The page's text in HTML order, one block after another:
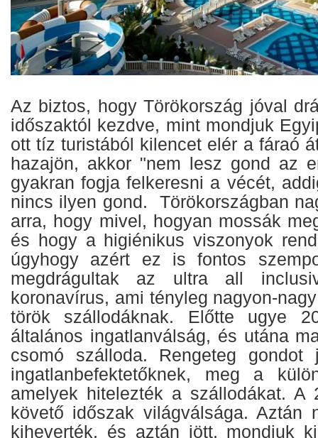
Az biztos, hogy Törökország jóval
időszaktól kezdve, mint mondjuk
ott tíz turistából kilencet elér a fáraó
hazajön, akkor "nem lesz gond az
gyakran fogja felkeresni a vécét,
nincs ilyen gond. Törökországban
arra, hogy mivel, hogyan mossák
és hogy a higiénikus viszonyok
úgyhogy azért ez is fontos
megdrágultak az ultra all
koronavírus, ami tényleg nagyon-
török szállodáknak. Előtte ugye
általános ingatlanválság, és utána
csomó szálloda. Rengeteg gondot
ingatlanbefektetőknek, meg a
amelyek hitelezték a szállodákat. A
követő időszak világválsága. Aztán
kiheverték, és aztán jött, mondjuk